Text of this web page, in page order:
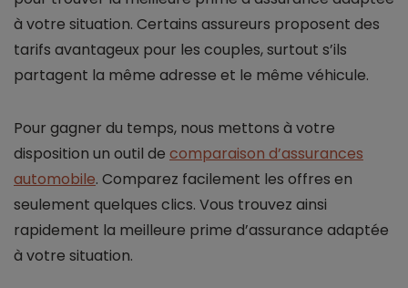
à votre situation. Certains assureurs proposent des
tarifs avantageux pour les couples, surtout s’ils
partagent la même adresse et le même véhicule.
Pour gagner du temps, nous mettons à votre
disposition un outil de comparaison d’assurances
automobile. Comparez facilement les offres en
seulement quelques clics. Vous trouvez ainsi
rapidement la meilleure prime d’assurance adaptée
à votre situation.